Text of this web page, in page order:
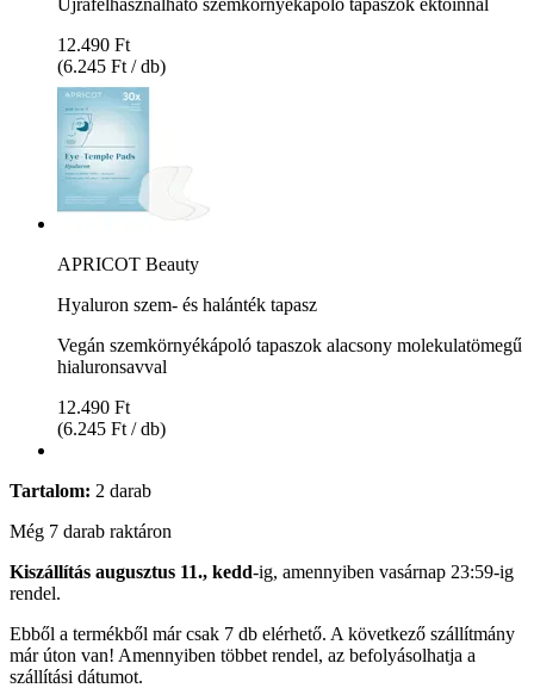
12.490 Ft
(6.245 Ft / db)
APRICOT Beauty
Hyaluron szem- és halánték tapasz
Vegán szemkörnyékápoló tapaszok alacsony molekulatömegű
hialuronsavval
12.490 Ft
(6.245 Ft / db)
Tartalom: 2 darab
Még 7 darab raktáron
Kiszállítás augusztus 11., kedd-ig, amennyiben vasárnap 23:59-ig
rendel.
Ebből a termékből már csak 7 db elérhető. A következő szállítmány
már úton van! Amennyiben többet rendel, az befolyásolhatja a
szállítási dátumot.